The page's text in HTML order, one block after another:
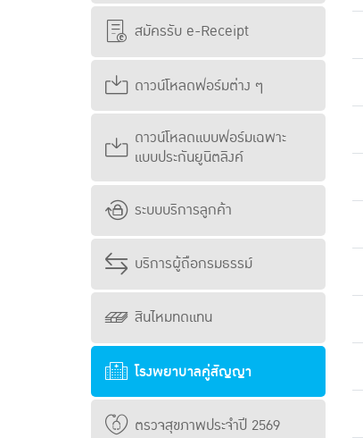
สมัครรับ e-Receipt
ดาวน์โหลดฟอร์มต่าง ๆ
ดาวน์โหลดแบบฟอร์มเฉพาะ
แบบประกันยูนิตลิงค์
ระบบบริการลูกค้า
บริการผู้ถือกรมธรรม์
สินไหมทดแทน
โรงพยาบาลคู่สัญญา
ตรวจสุขภาพประจำปี 2569